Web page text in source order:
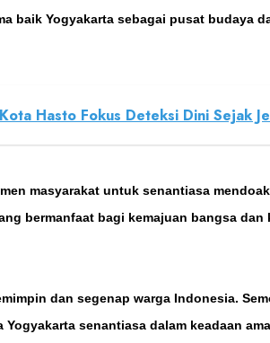
baik Yogyakarta sebagai pusat budaya
Hasto Fokus Deteksi Dini Sejak
masyarakat untuk senantiasa
bermanfaat bagi kemajuan bangsa dan
dan segenap warga Indonesia.
senantiasa dalam keadaan